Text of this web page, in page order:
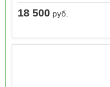
18 500 руб.